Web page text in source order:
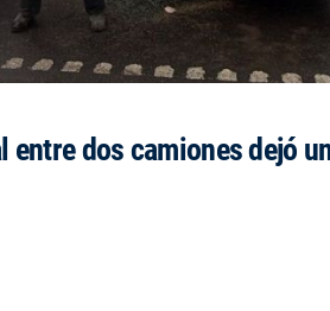
entre dos camiones dejó